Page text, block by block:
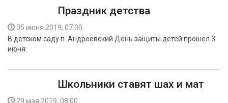
Праздник детства
05 июня 2019, 07:00
В детском саду п. Андреевский День защиты детей прошел 3
июня.
Школьники ставят шах и мат
29 мая 2019, 08:00